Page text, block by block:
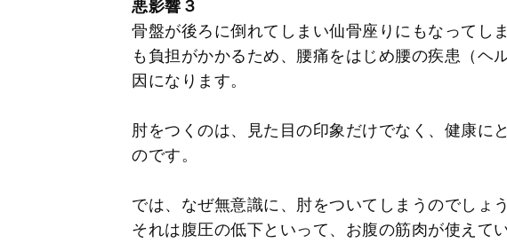
悪影響３
骨盤が後ろに倒れてしまい仙骨座りにもなってし
も負担がかかるため、腰痛をはじめ腰の疾患（ヘ
因になります。
肘をつくのは、見た目の印象だけでなく、健康に
のです。
では、なぜ無意識に、肘をついてしまうのでしょ
それは腹圧の低下といって、お腹の筋肉が使えて